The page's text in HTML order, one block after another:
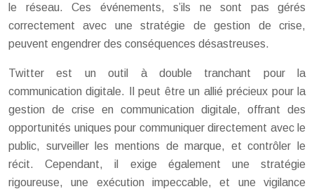
le réseau. Ces événements, s’ils ne sont pas gérés
correctement avec une stratégie de gestion de crise,
peuvent engendrer des conséquences désastreuses.
Twitter est un outil à double tranchant pour la
communication digitale. Il peut être un allié précieux pour la
gestion de crise en communication digitale, offrant des
opportunités uniques pour communiquer directement avec le
public, surveiller les mentions de marque, et contrôler le
récit. Cependant, il exige également une stratégie
rigoureuse, une exécution impeccable, et une vigilance